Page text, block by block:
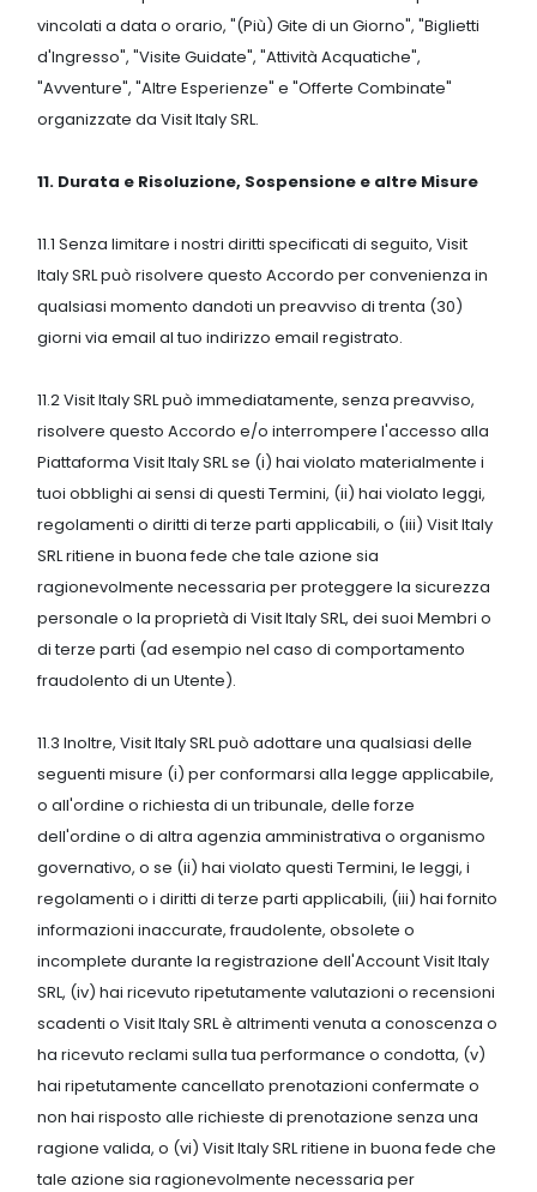
vincolati a data o orario, "(Più) Gite di un Giorno", "Biglietti
d'Ingresso", "Visite Guidate", "Attività Acquatiche",
"Avventure", "Altre Esperienze" e "Offerte Combinate"
organizzate da Visit Italy SRL.
11. Durata e Risoluzione, Sospensione e altre Misure
11.1 Senza limitare i nostri diritti specificati di seguito, Visit
Italy SRL può risolvere questo Accordo per convenienza in
qualsiasi momento dandoti un preavviso di trenta (30)
giorni via email al tuo indirizzo email registrato.
11.2 Visit Italy SRL può immediatamente, senza preavviso,
risolvere questo Accordo e/o interrompere l'accesso alla
Piattaforma Visit Italy SRL se (i) hai violato materialmente i
tuoi obblighi ai sensi di questi Termini, (ii) hai violato leggi,
regolamenti o diritti di terze parti applicabili, o (iii) Visit Italy
SRL ritiene in buona fede che tale azione sia
ragionevolmente necessaria per proteggere la sicurezza
personale o la proprietà di Visit Italy SRL, dei suoi Membri o
di terze parti (ad esempio nel caso di comportamento
fraudolento di un Utente).
11.3 Inoltre, Visit Italy SRL può adottare una qualsiasi delle
seguenti misure (i) per conformarsi alla legge applicabile,
o all'ordine o richiesta di un tribunale, delle forze
dell'ordine o di altra agenzia amministrativa o organismo
governativo, o se (ii) hai violato questi Termini, le leggi, i
regolamenti o i diritti di terze parti applicabili, (iii) hai fornito
informazioni inaccurate, fraudolente, obsolete o
incomplete durante la registrazione dell'Account Visit Italy
SRL, (iv) hai ricevuto ripetutamente valutazioni o recensioni
scadenti o Visit Italy SRL è altrimenti venuta a conoscenza o
ha ricevuto reclami sulla tua performance o condotta, (v)
hai ripetutamente cancellato prenotazioni confermate o
non hai risposto alle richieste di prenotazione senza una
ragione valida, o (vi) Visit Italy SRL ritiene in buona fede che
tale azione sia ragionevolmente necessaria per